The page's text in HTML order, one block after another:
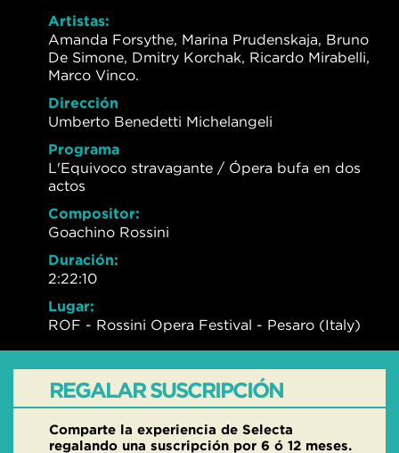
Artistas:
Amanda Forsythe, Marina Prudenskaja, Bruno
De Simone, Dmitry Korchak, Ricardo Mirabelli,
Marco Vinco.
Dirección
Umberto Benedetti Michelangeli
Programa
L'Equivoco stravagante / Ópera bufa en dos
actos
Compositor:
Goachino Rossini
Duración:
2:22:10
Lugar:
ROF - Rossini Opera Festival - Pesaro (Italy)
REGALAR SUSCRIPCIÓN
Comparte la experiencia de Selecta
regalando una suscripción por 6 ó 12 meses.